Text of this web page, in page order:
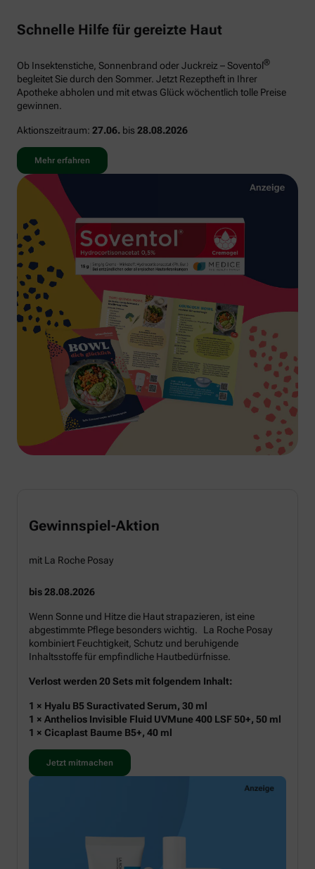
Schnelle Hilfe für gereizte Haut
Ob Insektenstiche, Sonnenbrand oder Juckreiz – Soventol®
begleitet Sie durch den Sommer. Jetzt Rezeptheft in Ihrer
Apotheke abholen und mit etwas Glück wöchentlich tolle Preise
gewinnen.
Aktionszeitraum: 27.06. bis 28.08.2026
Mehr erfahren
Gewinnspiel-Aktion
mit La Roche Posay
bis 28.08.2026
Wenn Sonne und Hitze die Haut strapazieren, ist eine
abgestimmte Pflege besonders wichtig. La Roche Posay
kombiniert Feuchtigkeit, Schutz und beruhigende
Inhaltsstoffe für empfindliche Hautbedürfnisse.
Verlost werden 20 Sets mit folgendem Inhalt:
1 × Hyalu B5 Suractivated Serum, 30 ml
1 × Anthelios Invisible Fluid UVMune 400 LSF 50+, 50 ml
1 × Cicaplast Baume B5+, 40 ml
Jetzt mitmachen